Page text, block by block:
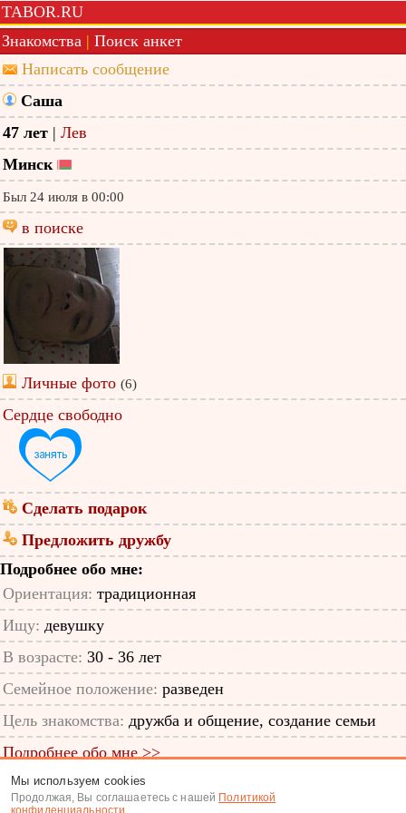
TABOR.RU
Знакомства | Поиск анкет
Написать сообщение
Саша
47 лет | Лев
Минск
Был 24 июля в 00:00
в поиске
Личные фото (6)
Сердце свободно
Сделать подарок
Предложить дружбу
Подробнее обо мне:
Ориентация: традиционная
Ищу: девушку
В возрасте: 30 - 36 лет
Семейное положение: разведен
Цель знакомства: дружба и общение, создание семьи
Подробнее обо мне >>
ID анкеты: 12196203
Мы используем cookies
Продолжая, Вы соглашаетесь с нашей Политикой
конфиденциальности